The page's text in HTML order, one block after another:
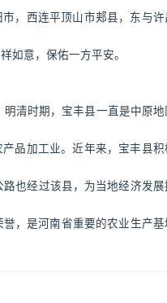
，西连平顶山市郏县，东与许
如意，保佑一方平安。
清时期，宝丰县一直是中原地
品加工业。近年来，宝丰县积
也经过该县，为当地经济发展
誉，是河南省重要的农业生产基